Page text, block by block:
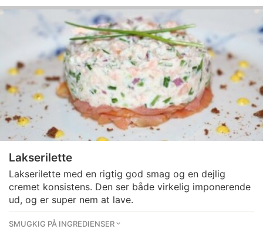
Lakserilette
Lakserilette med en rigtig god smag og en dejlig
cremet konsistens. Den ser både virkelig imponerende
ud, og er super nem at lave.
SMUGKIG PÅ INGREDIENSER